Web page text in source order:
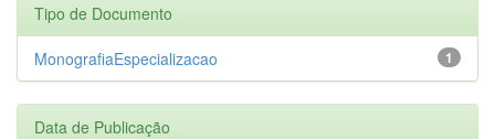
Tipo de Documento
1
MonografiaEspecializacao
Data de Publicação